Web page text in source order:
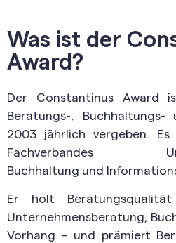
Was ist der
Award?
Der Constantinus Award
Beratungs-,
2003 jährlich vergeben.
Fachverbandes
Buchhaltung und
Er holt
Unternehmensberatung,
Vorhang – und prämiert